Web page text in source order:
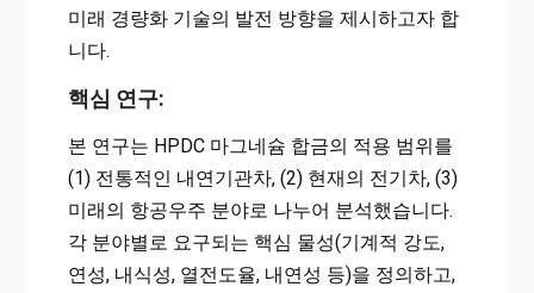
미래 경량화 기술의 발전 방향을 제시하고자 합
니다.
핵심 연구:
본 연구는 HPDC 마그네슘 합금의 적용 범위를
(1) 전통적인 내연기관차, (2) 현재의 전기차, (3)
미래의 항공우주 분야로 나누어 분석했습니다.
각 분야별로 요구되는 핵심 물성(기계적 강도,
연성, 내식성, 열전도율, 내연성 등)을 정의하고,